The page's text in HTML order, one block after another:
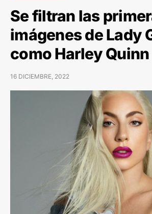
Se filtran las
imágenes de Lady
como Harley Quinn
16 DICIEMBRE, 2022